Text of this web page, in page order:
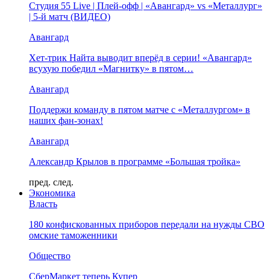
Студия 55 Live | Плей-офф | «Авангард» vs «Металлург»
| 5-й матч (ВИДЕО)
Авангард
Хет-трик Найта выводит вперёд в серии! «Авангард»
всухую победил «Магнитку» в пятом…
Авангард
Поддержи команду в пятом матче с «Металлургом» в
наших фан-зонах!
Авангард
Александр Крылов в программе «Большая тройка»
пред. след.
Экономика
Власть
180 конфискованных приборов передали на нужды СВО
омские таможенники
Общество
СберМаркет теперь Купер